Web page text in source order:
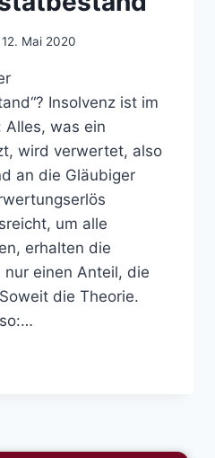
12. Mai 2020
Insolvenz ist im
Alles, was ein
wird verwertet, also
an die Gläubiger
um alle
erhalten die
einen Anteil, die
die Theorie.